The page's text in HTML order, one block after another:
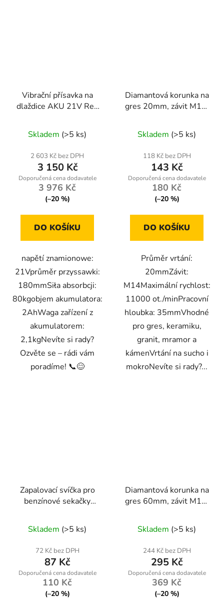
Vibrační přísavka na
dlaždice AKU 21V Red
Skladem (>5 ks)
2 603 Kč bez DPH
3 150 Kč
3 976 Kč
(–20 %)
DO KOŠÍKU
napětí znamionowe:
21Vprůměr przyssawki:
180mmSiła absorbcji:
80kgobjem akumulatora:
2AhWaga zařízení z
akumulatorem:
2,1kgNevíte si rady?
Ozvěte se – rádi vám
poradíme! 📞😊
Diamantová korunka na
gres 20mm, závit M14,
Skladem (>5 ks)
118 Kč bez DPH
143 Kč
180 Kč
(–20 %)
DO KOŠÍKU
Průměr vrtání:
20mmZávit:
M14Maximální rychlost:
11000 ot./minPracovní
hloubka: 35mmVhodné
pro gres, keramiku,
granit, mramor a
kámenVrtání na sucho i
mokroNevíte si rady?...
Zapalovací svíčka pro
benzínové sekačky
Skladem (>5 ks)
72 Kč bez DPH
87 Kč
110 Kč
(–20 %)
Diamantová korunka na
gres 60mm, závit M14,
Skladem (>5 ks)
244 Kč bez DPH
295 Kč
369 Kč
(–20 %)